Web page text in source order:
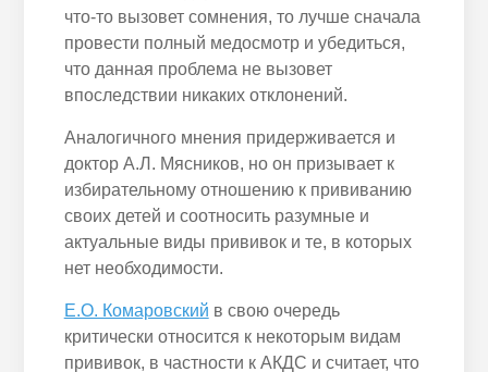
что-то вызовет сомнения, то лучше сначала
провести полный медосмотр и убедиться,
что данная проблема не вызовет
впоследствии никаких отклонений.
Аналогичного мнения придерживается и
доктор А.Л. Мясников, но он призывает к
избирательному отношению к прививанию
своих детей и соотносить разумные и
актуальные виды прививок и те, в которых
нет необходимости.
Е.О. Комаровский в свою очередь
критически относится к некоторым видам
прививок, в частности к АКДС и считает, что